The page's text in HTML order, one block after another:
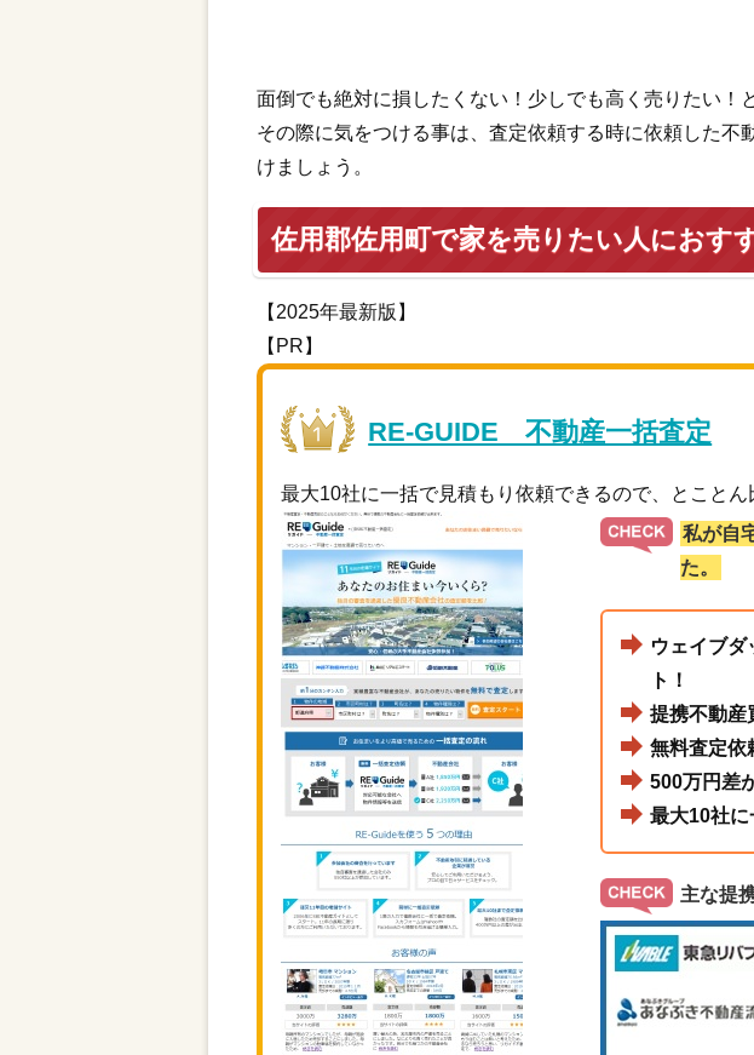
面倒でも絶対に損したくない！少しでも高く売りたい！
その際に気をつける事は、査定依頼する時に依頼した
けましょう。
佐用郡佐用町で家を売りたい人におす
【2025年最新版】
【PR】
RE-GUIDE 不動産一括査定
最大10社に一括で見積もり依頼できるので、とことん
私が自
た。
ウェイブダ
ト！
提携不動産
無料査定依
500万円差
最大10社に
主な提